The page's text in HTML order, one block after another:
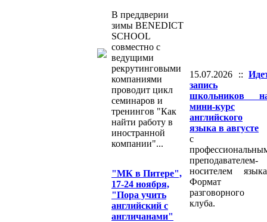
В преддверии
зимы BENEDICT
SCHOOL
совместно с
ведущими
рекрутинговыми
компаниями
проводит цикл
семинаров и
тренингов "Как
найти работу в
иностранной
компании"...
"МК в Питере",
17-24 ноября,
"Пора учить
английский с
англичанами"
15.07.2026 ::
запись
школьников
мини-курс
английского
языка в августе
с
преподавателем-
носителем
Формат
разговорного
клуба.